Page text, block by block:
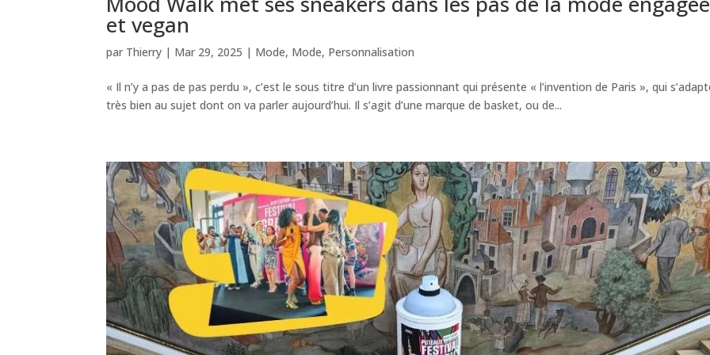
et vegan
par Thierry | Mar 29, 2025 | Mode, Mode, Personnalisation
« Il n’y a pas de pas perdu », c’est le sous titre d’un livre passionnant qui présente « l’invention de Paris », qui
très bien au sujet dont on va parler aujourd’hui. Il s’agit d’une marque de basket, ou de...